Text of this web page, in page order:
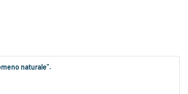
naturale".